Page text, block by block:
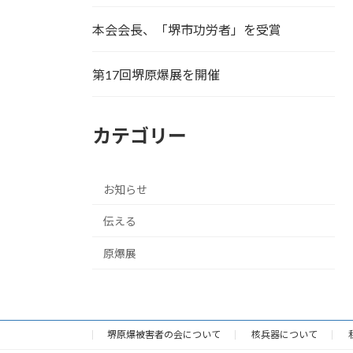
本会会長、「堺市功労者」を受賞
第17回堺原爆展を開催
カテゴリー
お知らせ
伝える
原爆展
堺原爆被害者の会について 核兵器について